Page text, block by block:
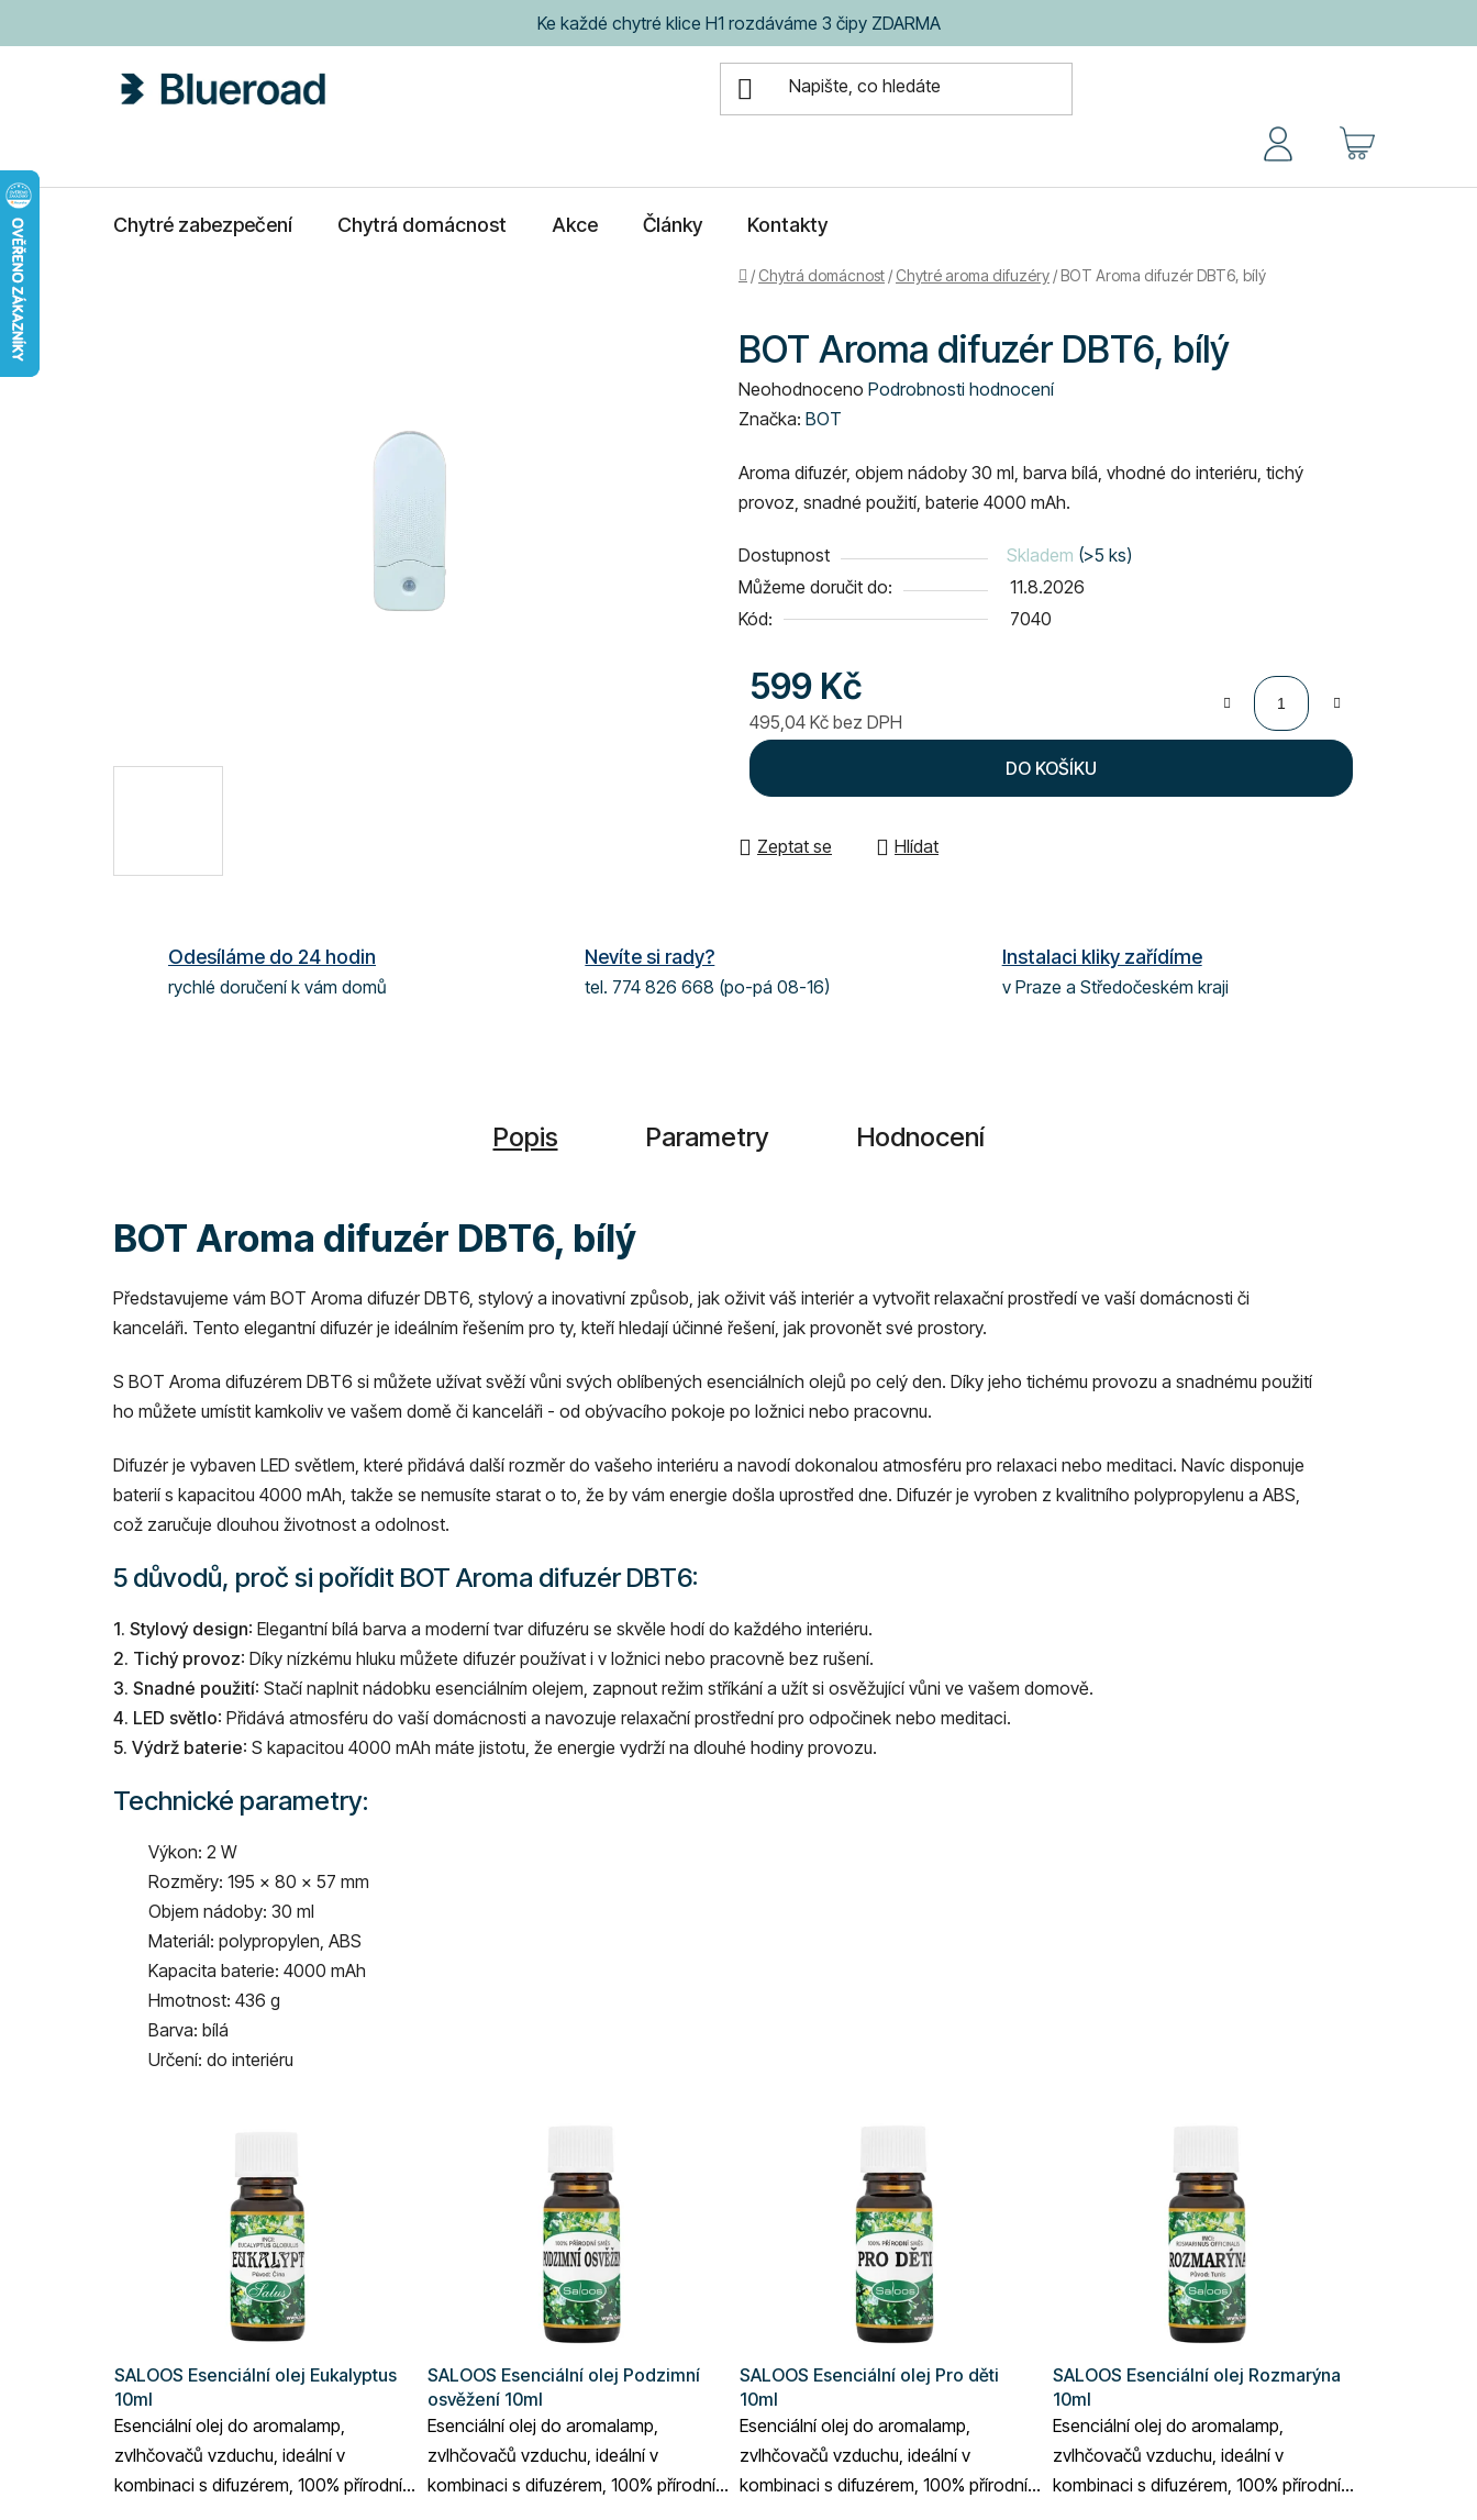
Ke každé chytré klice H1 rozdáváme 3 čipy ZDARMA
NÁKUPNÍ
Chytré zabezpečení Chytrá domácnost Akce Články Kontakty
Domů
/ Chytrá domácnost / Chytré aroma difuzéry /BOT Aroma difuzér DBT6, bílý
BOT Aroma difuzér DBT6, bílý
Průměrné
hodnocení
je
0,0
5
hvězdiček.
Neohodnoceno Podrobnosti hodnocení
Značka: BOT
Aroma difuzér, objem nádoby 30 ml, barva bílá, vhodné do interiéru, tichý
provoz, snadné použití, baterie 4000 mAh.
Dostupnost Skladem (>5 ks)
Můžeme doručit do:
11.8.2026
Kód:
7040
599 Kč
495,04 Kč bez DPH
Měrná cena:
DO KOŠÍKU
Zeptat se Hlídat
Odesíláme do 24 hodin
rychlé doručení k vám domů
Nevíte si rady?
tel. 774 826 668 (po-pá 08-16)
Instalaci kliky zařídíme
v Praze a Středočeském kraji
Popis Parametry Hodnocení
BOT Aroma difuzér DBT6, bílý
Představujeme vám BOT Aroma difuzér DBT6, stylový a inovativní způsob, jak oživit váš interiér a vytvořit relaxační prostředí ve vaší domácnosti či
kanceláři. Tento elegantní difuzér je ideálním řešením pro ty, kteří hledají účinné řešení, jak provonět své prostory.
S BOT Aroma difuzérem DBT6 si můžete užívat svěží vůni svých oblíbených esenciálních olejů po celý den. Díky jeho tichému provozu a snadnému použití
ho můžete umístit kamkoliv ve vašem domě či kanceláři - od obývacího pokoje po ložnici nebo pracovnu.
Difuzér je vybaven LED světlem, které přidává další rozměr do vašeho interiéru a navodí dokonalou atmosféru pro relaxaci nebo meditaci. Navíc disponuje
baterií s kapacitou 4000 mAh, takže se nemusíte starat o to, že by vám energie došla uprostřed dne. Difuzér je vyroben z kvalitního polypropylenu a ABS,
což zaručuje dlouhou životnost a odolnost.
5 důvodů, proč si pořídit BOT Aroma difuzér DBT6:
1. Stylový design: Elegantní bílá barva a moderní tvar difuzéru se skvěle hodí do každého interiéru.
2. Tichý provoz: Díky nízkému hluku můžete difuzér používat i v ložnici nebo pracovně bez rušení.
3. Snadné použití: Stačí naplnit nádobku esenciálním olejem, zapnout režim stříkání a užít si osvěžující vůni ve vašem domově.
4. LED světlo: Přidává atmosféru do vaší domácnosti a navozuje relaxační prostřední pro odpočinek nebo meditaci.
5. Výdrž baterie: S kapacitou 4000 mAh máte jistotu, že energie vydrží na dlouhé hodiny provozu.
Technické parametry:
Výkon: 2 W
Rozměry: 195 x 80 x 57 mm
Objem nádoby: 30 ml
Materiál: polypropylen, ABS
Kapacita baterie: 4000 mAh
Hmotnost: 436 g
Barva: bílá
Určení: do interiéru
SALOOS Esenciální olej Eukalyptus
10ml
Esenciální olej do aromalamp,
zvlhčovačů vzduchu, ideální v
kombinaci s difuzérem, 100% přírodní
SALOOS Esenciální olej Podzimní
osvěžení 10ml
Esenciální olej do aromalamp,
zvlhčovačů vzduchu, ideální v
kombinaci s difuzérem, 100% přírodní
SALOOS Esenciální olej Pro děti
10ml
Esenciální olej do aromalamp,
zvlhčovačů vzduchu, ideální v
kombinaci s difuzérem, 100% přírodní
SALOOS Esenciální olej Rozmarýna
10ml
Esenciální olej do aromalamp,
zvlhčovačů vzduchu, ideální v
kombinaci s difuzérem, 100% přírodní